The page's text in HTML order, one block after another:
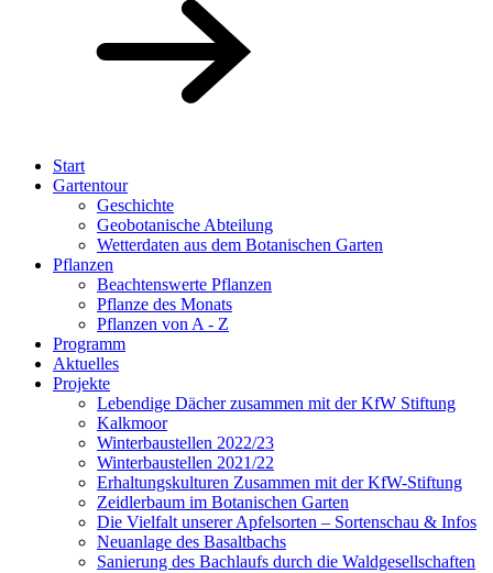
Start
Gartentour
Geschichte
Geobotanische Abteilung
Wetterdaten aus dem Botanischen Garten
Pflanzen
Beachtenswerte Pflanzen
Pflanze des Monats
Pflanzen von A - Z
Programm
Aktuelles
Projekte
Lebendige Dächer zusammen mit der KfW Stiftung
Kalkmoor
Winterbaustellen 2022/23
Winterbaustellen 2021/22
Erhaltungskulturen Zusammen mit der KfW-Stiftung
Zeidlerbaum im Botanischen Garten
Die Vielfalt unserer Apfelsorten – Sortenschau & Infos
Neuanlage des Basaltbachs
Sanierung des Bachlaufs durch die Waldgesellschaften